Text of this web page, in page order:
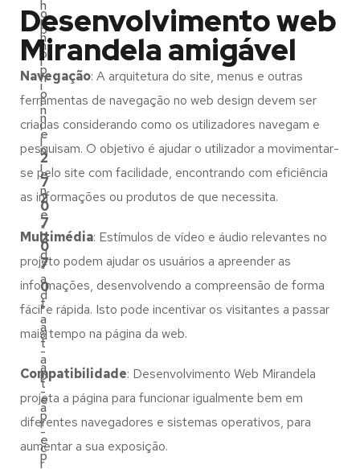
o
n
l
i
n
e
2
7
0
"
d
a
t
a
-
p
e
r
c
h
p
o
n
l
i
n
e
2
7
0
"
d
a
t
a
-
p
e
r
p
h
p
o
n
l
i
n
e
2
7
0
"
d
a
t
a
-
p
Desenvolvimento web
Mirandela amigável
Navegação: A arquitetura do site, menus e outras
ferramentas de navegação no web design devem ser
criadas considerando como os utilizadores navegam e
pesquisam. O objetivo é ajudar o utilizador a movimentar-
se pelo site com facilidade, encontrando com eficiência
as informações ou produtos de que necessita.
Multimédia: Estímulos de vídeo e áudio relevantes no
projeto podem ajudar os usuários a apreender as
informações, desenvolvendo a compreensão de forma
fácil e rápida. Isto pode incentivar os visitantes a passar
mais tempo na página da web.
Compatibilidade: Desenvolvimento Web Mirandela
projeta a página para funcionar igualmente bem em
diferentes navegadores e sistemas operativos, para
aumentar a sua exposição.